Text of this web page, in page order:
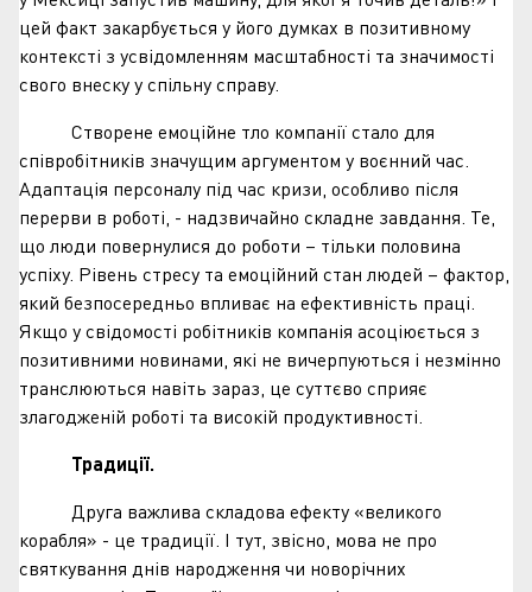
цей факт закарбується у його думках в позитивному
контексті з усвідомленням масштабності та значимості
свого внеску у спільну справу.
Створене емоційне тло компанії стало для
співробітників значущим аргументом у воєнний час.
Адаптація персоналу під час кризи, особливо після
перерви в роботі, - надзвичайно складне завдання. Те,
що люди повернулися до роботи – тільки половина
успіху. Рівень стресу та емоційний стан людей – фактор,
який безпосередньо впливає на ефективність праці.
Якщо у свідомості робітників компанія асоціюється з
позитивними новинами, які не вичерпуються і незмінно
транслюються навіть зараз, це суттєво сприяє
злагодженій роботі та високій продуктивності.
Традиції.
Друга важлива складова ефекту «великого
корабля» - це традиції. І тут, звісно, мова не про
святкування днів народження чи новорічних